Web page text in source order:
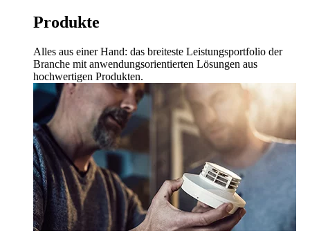
Produkte
Alles aus einer Hand: das breiteste Leistungsportfolio der
Branche mit anwendungsorientierten Lösungen aus
hochwertigen Produkten.